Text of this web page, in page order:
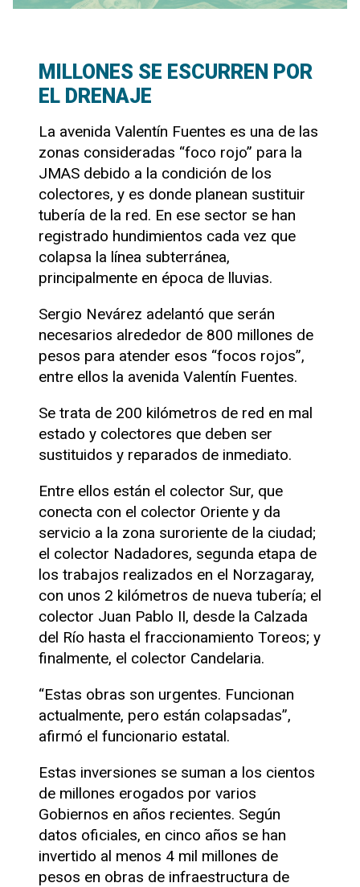
MILLONES SE ESCURREN POR
EL DRENAJE
La avenida Valentín Fuentes es una de las
zonas consideradas “foco rojo” para la
JMAS debido a la condición de los
colectores, y es donde planean sustituir
tubería de la red. En ese sector se han
registrado hundimientos cada vez que
colapsa la línea subterránea,
principalmente en época de lluvias.
Sergio Nevárez adelantó que serán
necesarios alrededor de 800 millones de
pesos para atender esos “focos rojos”,
entre ellos la avenida Valentín Fuentes.
Se trata de 200 kilómetros de red en mal
estado y colectores que deben ser
sustituidos y reparados de inmediato.
Entre ellos están el colector Sur, que
conecta con el colector Oriente y da
servicio a la zona suroriente de la ciudad;
el colector Nadadores, segunda etapa de
los trabajos realizados en el Norzagaray,
con unos 2 kilómetros de nueva tubería; el
colector Juan Pablo II, desde la Calzada
del Río hasta el fraccionamiento Toreos; y
finalmente, el colector Candelaria.
“Estas obras son urgentes. Funcionan
actualmente, pero están colapsadas”,
afirmó el funcionario estatal.
Estas inversiones se suman a los cientos
de millones erogados por varios
Gobiernos en años recientes. Según
datos oficiales, en cinco años se han
invertido al menos 4 mil millones de
pesos en obras de infraestructura de